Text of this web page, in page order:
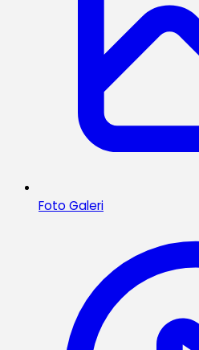
Foto Galeri